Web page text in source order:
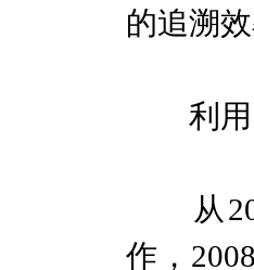
的追溯
利用
从
作，